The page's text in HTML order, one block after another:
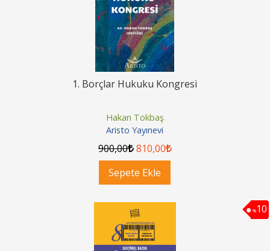
1. Borçlar Hukuku Kongresi
Hakan Tokbaş
Aristo Yayınevi
900,00 810,00
Sepete Ekle
%10